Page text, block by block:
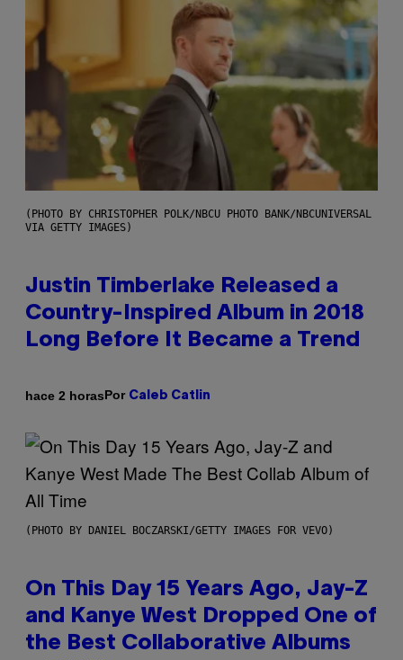
(PHOTO BY CHRISTOPHER POLK/NBCU PHOTO BANK/NBCUNIVERSAL
VIA GETTY IMAGES)
Justin Timberlake Released a
Country-Inspired Album in 2018
Long Before It Became a Trend
hace 2 horasPor Caleb Catlin
(PHOTO BY DANIEL BOCZARSKI/GETTY IMAGES FOR VEVO)
On This Day 15 Years Ago, Jay-Z
and Kanye West Dropped One of
the Best Collaborative Albums